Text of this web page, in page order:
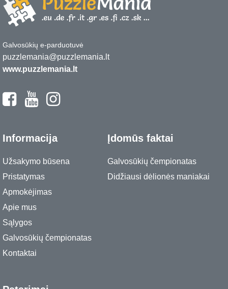
Galvosūkių e-parduotuvė
puzzlemania@puzzlemania.lt
www.puzzlemania.lt
Informacija
Užsakymo būsena
Pristatymas
Apmokėjimas
Apie mus
Sąlygos
Galvosūkių čempionatas
Kontaktai
Įdomūs faktai
Galvosūkių čempionatas
Didžiausi dėlionės maniakai